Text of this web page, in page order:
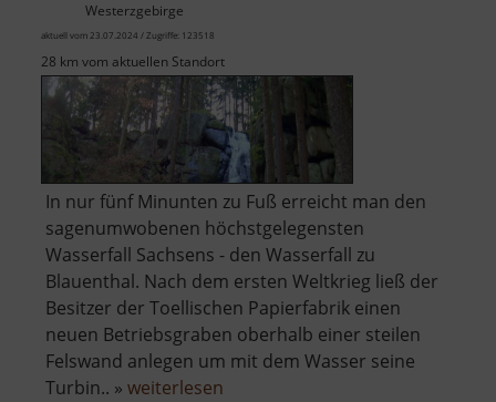
Westerzgebirge
aktuell vom 23.07.2024 / Zugriffe: 123518
28 km vom aktuellen Standort
In nur fünf Minunten zu Fuß erreicht man den
sagenumwobenen höchstgelegensten
Wasserfall Sachsens - den Wasserfall zu
Blauenthal. Nach dem ersten Weltkrieg ließ der
Besitzer der Toellischen Papierfabrik einen
neuen Betriebsgraben oberhalb einer steilen
Felswand anlegen um mit dem Wasser seine
Turbin.. » weiterlesen